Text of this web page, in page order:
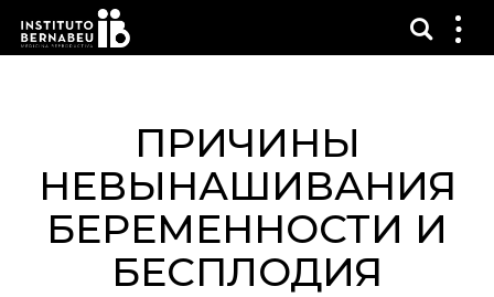
ПРИЧИНЫ
НЕВЫНАШИВАНИЯ
БЕРЕМЕННОСТИ И
БЕСПЛОДИЯ